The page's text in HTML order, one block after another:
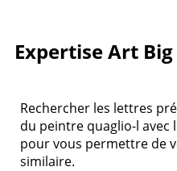
Expertise Art
Rechercher les lettres
du peintre quaglio-l avec
pour vous permettre de
similaire.